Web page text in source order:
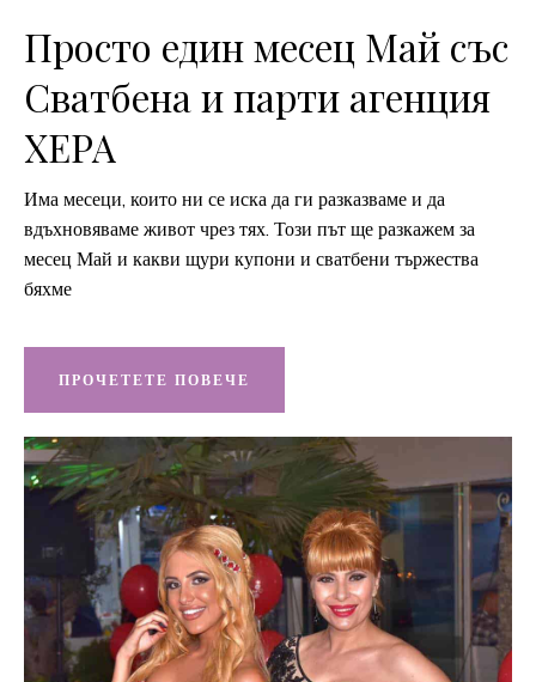
Просто един месец Май със
Сватбена и парти агенция
ХЕРА
Има месеци, които ни се иска да ги разказваме и да
вдъхновяваме живот чрез тях. Този път ще разкажем за
месец Май и какви щури купони и сватбени тържества
бяхме
ПРОЧЕТЕТЕ ПОВЕЧЕ